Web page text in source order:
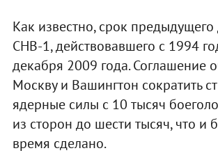
Как известно, срок предыдущего
СНВ-1, действовавшего с 1994
декабря 2009 года. Соглашение
Москву и Вашингтон сократить
ядерные силы с 10 тысяч
из сторон до шести тысяч, что и
время сделано.